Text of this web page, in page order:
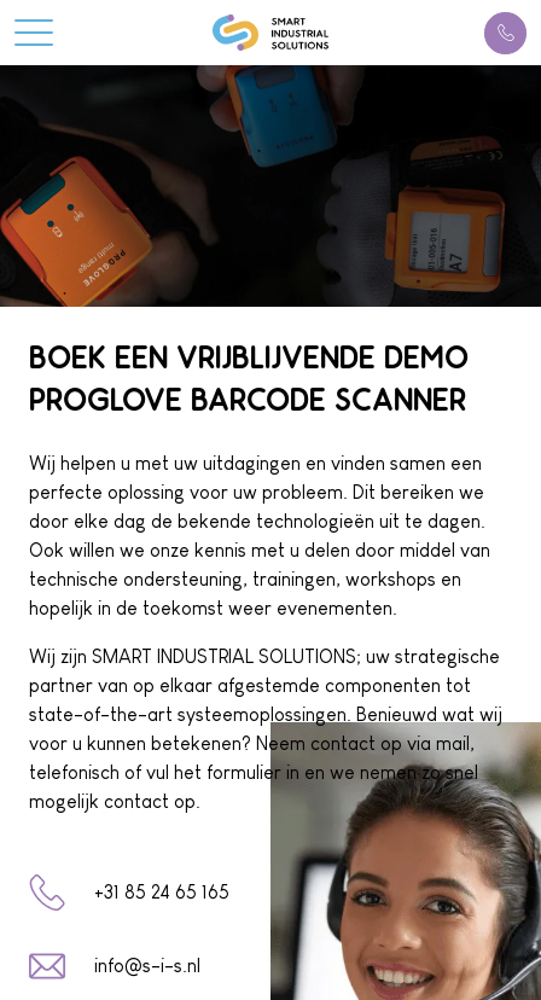
BOEK EEN VRIJBLIJVENDE DEMO
PROGLOVE BARCODE SCANNER
Wij helpen u met uw uitdagingen en vinden samen een
perfecte oplossing voor uw probleem. Dit bereiken we
door elke dag de bekende technologieën uit te dagen.
Ook willen we onze kennis met u delen door middel van
technische ondersteuning, trainingen, workshops en
hopelijk in de toekomst weer evenementen.
Wij zijn SMART INDUSTRIAL SOLUTIONS; uw strategische
partner van op elkaar afgestemde componenten tot
state-of-the-art systeemoplossingen. Benieuwd wat wij
voor u kunnen betekenen? Neem contact op via mail,
telefonisch of vul het formulier in en we nemen zo snel
mogelijk contact op.
+31 85 24 65 165
info@s-i-s.nl